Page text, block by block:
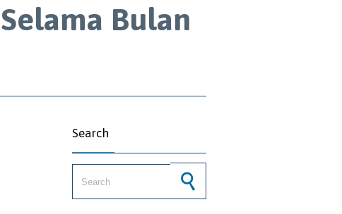
Bulan
Search